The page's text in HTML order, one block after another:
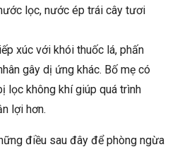
lọc, nước ép trái cây tươi
xúc với khói thuốc lá, phấn
gây dị ứng khác. Bố mẹ có
lọc không khí giúp quá trình
lợi hơn.
điều sau đây để phòng ngừa